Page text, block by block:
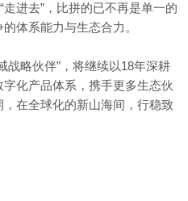
走进去”，比拼的已不再是单一的
体系能力与生态合力。
战略伙伴”，将继续以18年深耕
化产品体系，携手更多生态伙
在全球化的新山海间，行稳致